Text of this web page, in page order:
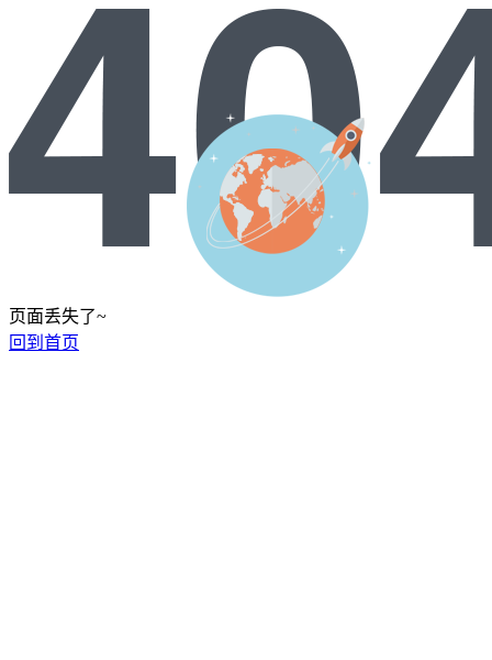
页面丢失了~
回到首页